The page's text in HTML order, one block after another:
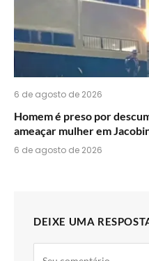
6 de agosto de 2026
Homem é preso por
ameaçar mulher em
6 de agosto de 2026
DEIXE UMA